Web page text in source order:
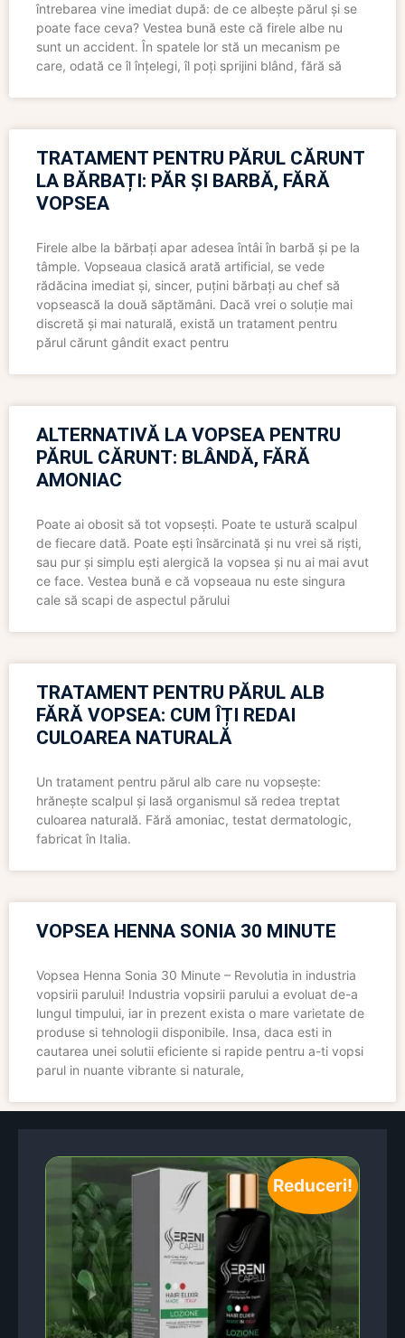
întrebarea vine imediat după: de ce albește părul și se
poate face ceva? Vestea bună este că firele albe nu
sunt un accident. În spatele lor stă un mecanism pe
care, odată ce îl înțelegi, îl poți sprijini blând, fără să
TRATAMENT PENTRU PĂRUL CĂRUNT
LA BĂRBAȚI: PĂR ȘI BARBĂ, FĂRĂ
VOPSEA
Firele albe la bărbați apar adesea întâi în barbă și pe la
tâmple. Vopseaua clasică arată artificial, se vede
rădăcina imediat și, sincer, puțini bărbați au chef să
vopsească la două săptămâni. Dacă vrei o soluție mai
discretă și mai naturală, există un tratament pentru
părul cărunt gândit exact pentru
ALTERNATIVĂ LA VOPSEA PENTRU
PĂRUL CĂRUNT: BLÂNDĂ, FĂRĂ
AMONIAC
Poate ai obosit să tot vopsești. Poate te ustură scalpul
de fiecare dată. Poate ești însărcinată și nu vrei să riști,
sau pur și simplu ești alergică la vopsea și nu ai mai avut
ce face. Vestea bună e că vopseaua nu este singura
cale să scapi de aspectul părului
TRATAMENT PENTRU PĂRUL ALB
FĂRĂ VOPSEA: CUM ÎȚI REDAI
CULOAREA NATURALĂ
Un tratament pentru părul alb care nu vopsește:
hrănește scalpul și lasă organismul să redea treptat
culoarea naturală. Fără amoniac, testat dermatologic,
fabricat în Italia.
VOPSEA HENNA SONIA 30 MINUTE
Vopsea Henna Sonia 30 Minute – Revolutia in industria
vopsirii parului! Industria vopsirii parului a evoluat de-a
lungul timpului, iar in prezent exista o mare varietate de
produse si tehnologii disponibile. Insa, daca esti in
cautarea unei solutii eficiente si rapide pentru a-ti vopsi
parul in nuante vibrante si naturale,
Reduceri!